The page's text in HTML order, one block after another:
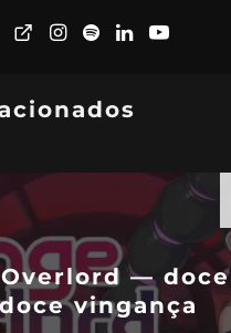
— doce
vingança